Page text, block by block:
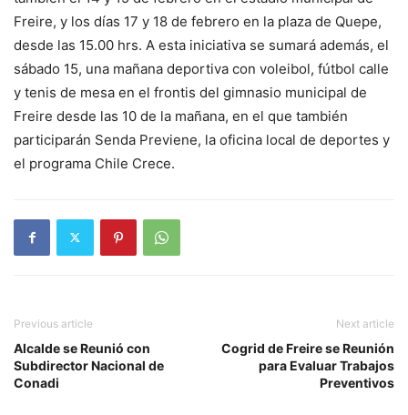
Freire, y los días 17 y 18 de febrero en la plaza de Quepe,
desde las 15.00 hrs. A esta iniciativa se sumará además, el
sábado 15, una mañana deportiva con voleibol, fútbol calle
y tenis de mesa en el frontis del gimnasio municipal de
Freire desde las 10 de la mañana, en el que también
participarán Senda Previene, la oficina local de deportes y
el programa Chile Crece.
Previous article
Alcalde se Reunió con
Subdirector Nacional de
Conadi
Next article
Cogrid de Freire se Reunión
para Evaluar Trabajos
Preventivos